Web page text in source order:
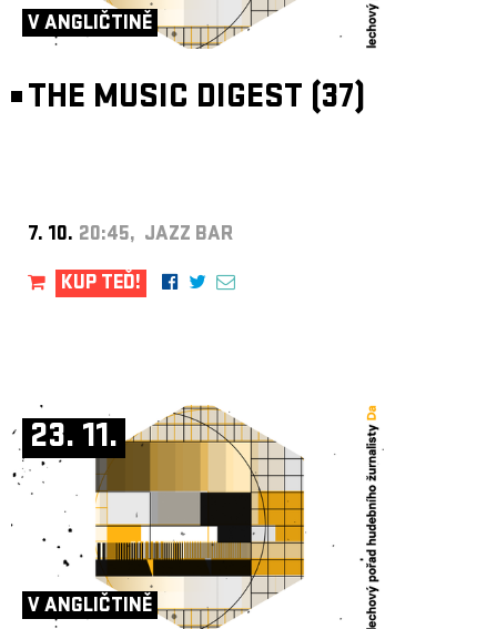
V ANGLIČTINĚ
THE MUSIC DIGEST (37)
7. 10. 20:45, JAZZ BAR
KUP TEĎ!
23. 11.
V ANGLIČTINĚ